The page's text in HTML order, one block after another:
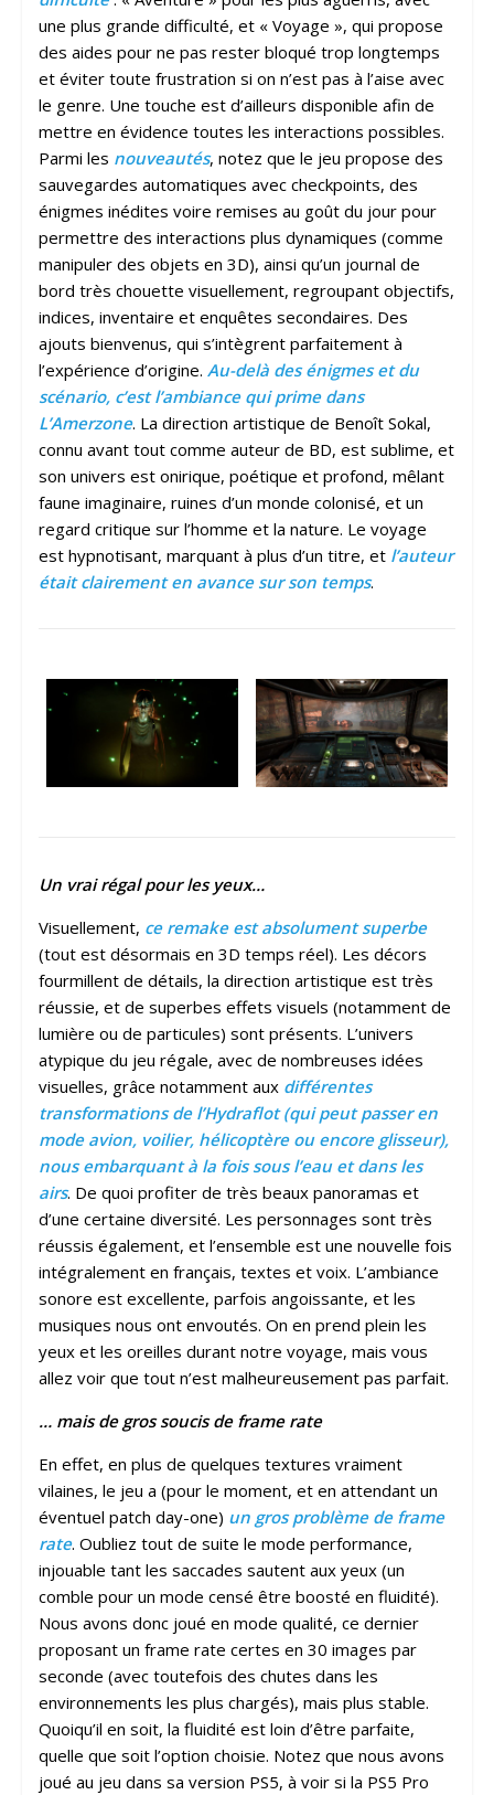
une plus grande difficulté, et « Voyage », qui propose
des aides pour ne pas rester bloqué trop longtemps
et éviter toute frustration si on n’est pas à l’aise avec
le genre. Une touche est d’ailleurs disponible afin de
mettre en évidence toutes les interactions possibles.
Parmi les nouveautés, notez que le jeu propose des
sauvegardes automatiques avec checkpoints, des
énigmes inédites voire remises au goût du jour pour
permettre des interactions plus dynamiques (comme
manipuler des objets en 3D), ainsi qu’un journal de
bord très chouette visuellement, regroupant objectifs,
indices, inventaire et enquêtes secondaires. Des
ajouts bienvenus, qui s’intègrent parfaitement à
l’expérience d’origine. Au-delà des énigmes et du
scénario, c’est l’ambiance qui prime dans
L’Amerzone. La direction artistique de Benoît Sokal,
connu avant tout comme auteur de BD, est sublime, et
son univers est onirique, poétique et profond, mêlant
faune imaginaire, ruines d’un monde colonisé, et un
regard critique sur l’homme et la nature. Le voyage
est hypnotisant, marquant à plus d’un titre, et l’auteur
était clairement en avance sur son temps.
Un vrai régal pour les yeux…
Visuellement, ce remake est absolument superbe
(tout est désormais en 3D temps réel). Les décors
fourmillent de détails, la direction artistique est très
réussie, et de superbes effets visuels (notamment de
lumière ou de particules) sont présents. L’univers
atypique du jeu régale, avec de nombreuses idées
visuelles, grâce notamment aux différentes
transformations de l’Hydraflot (qui peut passer en
mode avion, voilier, hélicoptère ou encore glisseur),
nous embarquant à la fois sous l’eau et dans les
airs. De quoi profiter de très beaux panoramas et
d’une certaine diversité. Les personnages sont très
réussis également, et l’ensemble est une nouvelle fois
intégralement en français, textes et voix. L’ambiance
sonore est excellente, parfois angoissante, et les
musiques nous ont envoutés. On en prend plein les
yeux et les oreilles durant notre voyage, mais vous
allez voir que tout n’est malheureusement pas parfait.
… mais de gros soucis de frame rate
En effet, en plus de quelques textures vraiment
vilaines, le jeu a (pour le moment, et en attendant un
éventuel patch day-one) un gros problème de frame
rate. Oubliez tout de suite le mode performance,
injouable tant les saccades sautent aux yeux (un
comble pour un mode censé être boosté en fluidité).
Nous avons donc joué en mode qualité, ce dernier
proposant un frame rate certes en 30 images par
seconde (avec toutefois des chutes dans les
environnements les plus chargés), mais plus stable.
Quoiqu’il en soit, la fluidité est loin d’être parfaite,
quelle que soit l’option choisie. Notez que nous avons
joué au jeu dans sa version PS5, à voir si la PS5 Pro